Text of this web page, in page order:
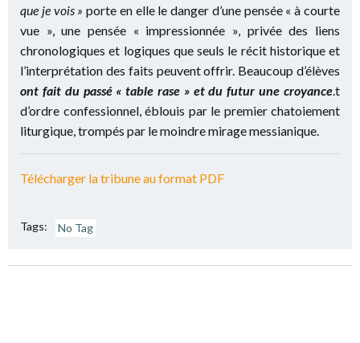
que je vois » porte en elle le danger d’une pensée « à courte
vue », une pensée « impressionnée », privée des liens
chronologiques et logiques que seuls le récit historique et
l’interprétation des faits peuvent offrir. Beaucoup d’élèves
ont fait du passé « table rase » et du futur une croyance.t
d’ordre confessionnel, éblouis par le premier chatoiement
liturgique, trompés par le moindre mirage messianique.
Télécharger la tribune au format PDF
Tags: No Tag